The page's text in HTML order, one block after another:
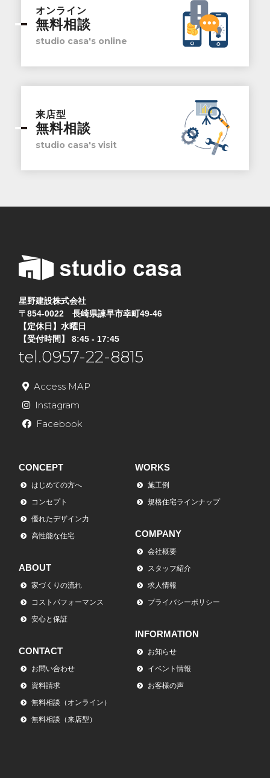
オンライン
無料相談
studio casa's online
来店型
無料相談
studio casa's visit
星野建設株式会社
〒854-0022 長崎県諫早市幸町49-46
【定休日】水曜日
【受付時間】 8:45 - 17:45
tel.0957-22-8815
Access MAP
Instagram
Facebook
CONCEPT
はじめての方へ
コンセプト
優れたデザイン力
高性能な住宅
ABOUT
家づくりの流れ
コストパフォーマンス
安心と保証
CONTACT
お問い合わせ
資料請求
無料相談（オンライン）
無料相談（来店型）
WORKS
施工例
規格住宅ラインナップ
COMPANY
会社概要
スタッフ紹介
求人情報
プライバシーポリシー
INFORMATION
お知らせ
イベント情報
お客様の声